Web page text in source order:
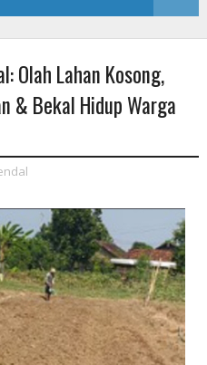
Olah Lahan Kosong,
& Bekal Hidup Warga